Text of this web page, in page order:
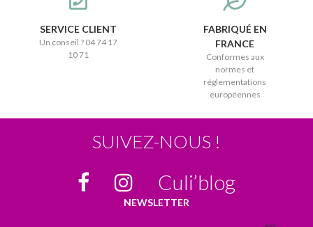
SERVICE CLIENT
Un conseil ? 04 74 17
10 71
FABRIQUÉ EN
FRANCE
Conformes aux
normes et
réglementations
européennes
SUIVEZ-NOUS !
Culi’blog
NEWSLETTER